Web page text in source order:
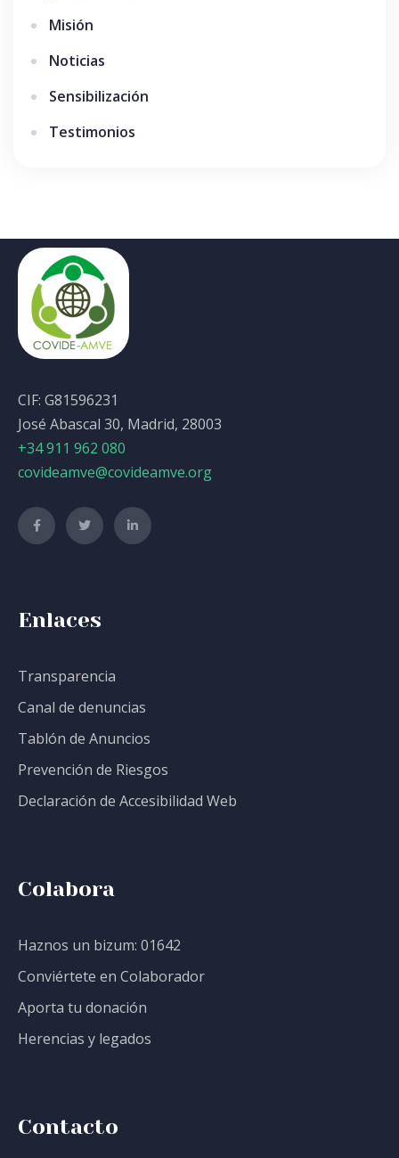
Misión
Noticias
Sensibilización
Testimonios
CIF: G81596231
José Abascal 30, Madrid, 28003
+34 911 962 080
covideamve@covideamve.org
Enlaces
Transparencia
Canal de denuncias
Tablón de Anuncios
Prevención de Riesgos
Declaración de Accesibilidad Web
Colabora
Haznos un bizum: 01642
Conviértete en Colaborador
Aporta tu donación
Herencias y legados
Contacto